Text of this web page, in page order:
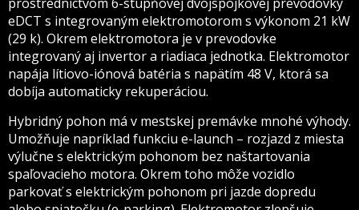
eDCT s integrovaným elektromotorom s výkonom 21 kW
(29 k). Okrem elektromotora je v prevodovke
integrovaný aj invertor a riadiaca jednotka. Elektromotor
napája lítiovo-iónová batéria s napätím 48 V, ktorá sa
dobíja automaticky rekuperáciou.
Hybridný pohon má v mestskej premávke mnohé výhody.
Umožňuje napríklad funkciu e-launch – rozjazd z miesta
výlučne s elektrickým pohonom bez naštartovania
spaľovacieho motora. Okrem toho môže vozidlo
parkovať s elektrickým pohonom pri jazde dopredu